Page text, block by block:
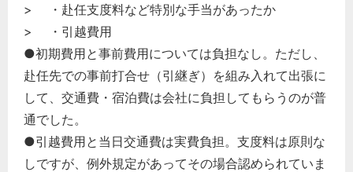
> ・赴任支度料など特別な手当があったか
> ・引越費用
●初期費用と事前費用については負担なし。ただし、
赴任先での事前打合せ（引継ぎ）を組み入れて出張に
して、交通費・宿泊費は会社に負担してもらうのが普
通でした。
●引越費用と当日交通費は実費負担。支度料は原則な
しですが、例外規定があってその場合認められていま